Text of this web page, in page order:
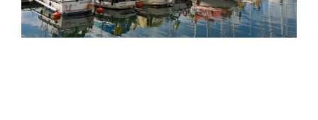
Hundförsäkring